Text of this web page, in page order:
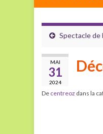
Spectacle de
MAI
31
2024
De centreoz dans la